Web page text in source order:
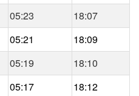
05:23
18:07
05:21
18:09
05:19
18:10
05:17
18:12